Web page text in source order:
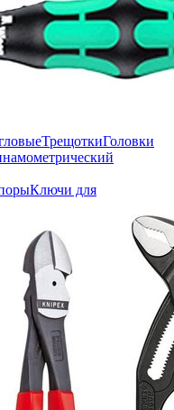
ТрещоткиГоловки
Ключи для